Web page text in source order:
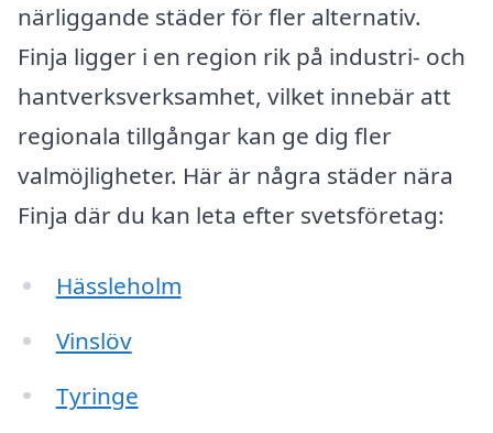
närliggande städer för fler alternativ.
Finja ligger i en region rik på industri- och
hantverksverksamhet, vilket innebär att
regionala tillgångar kan ge dig fler
valmöjligheter. Här är några städer nära
Finja där du kan leta efter svetsföretag:
Hässleholm
Vinslöv
Tyringe